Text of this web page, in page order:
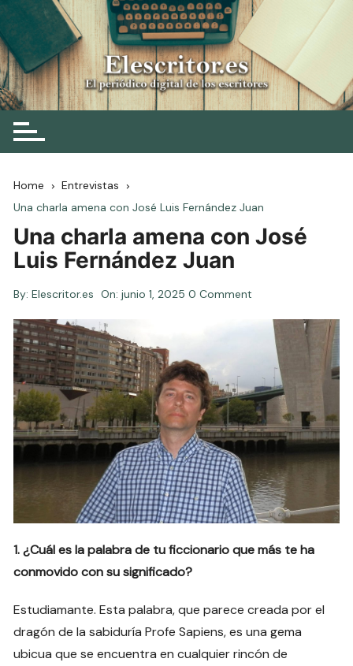
Skip
to
content
Elescritor.es
El periódico digital de los escritores
Home
Entrevistas
Una charla amena con José Luis Fernández Juan
Una charla amena con José
Luis Fernández Juan
By: Elescritor.es On:junio 1, 2025 0 Comment
1. ¿Cuál es la palabra de tu ficcionario que más te ha
conmovido con su significado?
Estudiamante. Esta palabra, que parece creada por el
dragón de la sabiduría Profe Sapiens, es una gema
ubicua que se encuentra en cualquier rincón de